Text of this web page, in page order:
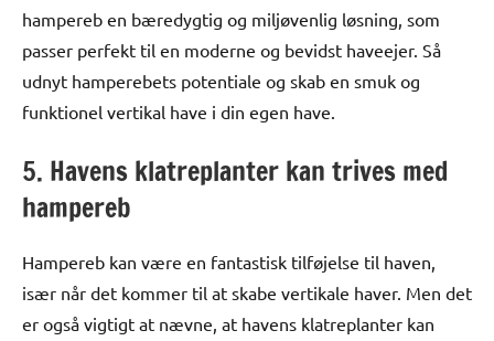
hampereb en bæredygtig og miljøvenlig løsning, som
passer perfekt til en moderne og bevidst haveejer. Så
udnyt hamperebets potentiale og skab en smuk og
funktionel vertikal have i din egen have.
5. Havens klatreplanter kan trives med
hampereb
Hampereb kan være en fantastisk tilføjelse til haven,
især når det kommer til at skabe vertikale haver. Men det
er også vigtigt at nævne, at havens klatreplanter kan